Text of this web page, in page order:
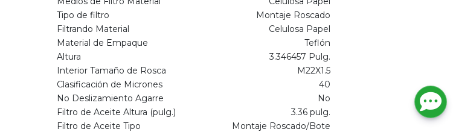
Tipo de filtro
Montaje Roscado
Filtrando Material
Celulosa Papel
Material de Empaque
Teflón
Altura
3.346457 Pulg.
Interior Tamaño de Rosca
M22X1.5
Clasificación de Micrones
40
No Deslizamiento Agarre
No
Filtro de Aceite Altura (pulg.)
3.36 pulg.
Filtro de Aceite Tipo
Montaje Roscado/Bote